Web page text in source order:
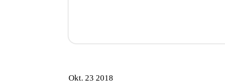
Okt. 23 2018